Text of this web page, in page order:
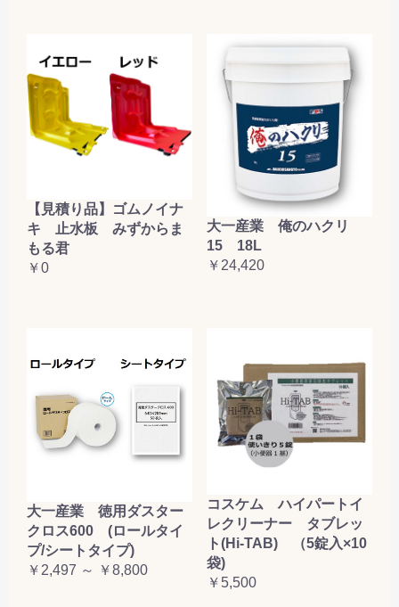
【見積り品】ゴムノイナ
キ 止水板 みずからま
もる君
￥0
大一産業 俺のハクリ
15 18L
￥24,420
大一産業 徳用ダスター
クロス600 (ロールタイ
プ/シートタイプ)
￥2,497 ～ ￥8,800
コスケム ハイパートイ
レクリーナー タブレッ
ト(Hi-TAB) （5錠入×10
袋)
￥5,500